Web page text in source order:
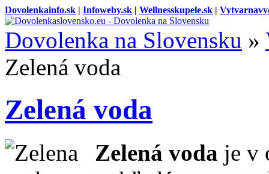
Dovolenkainfo.sk | Infoweby.sk | Wellnesskupele.sk |
Dovolenka na Slovensku »
Zelená voda
Zelená voda
Zelená voda je v